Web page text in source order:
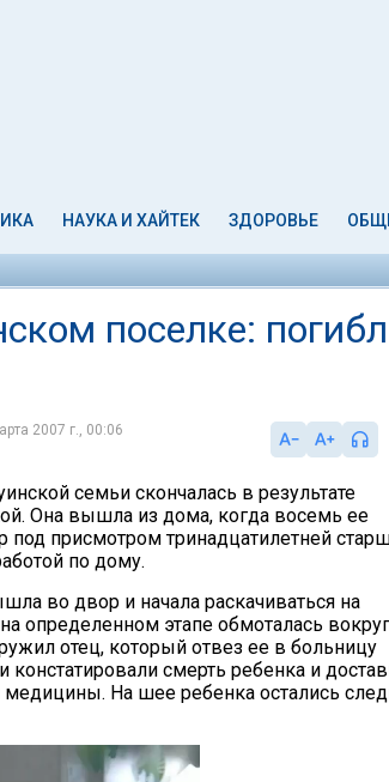
НАУКА И ХАЙТЕК ЗДОРОВЬЕ
поселке:
2007 г., 00:06
семьи скончалась в результате
Она вышла из дома, когда восемь ее
под присмотром тринадцатилетней
по дому.
во двор и начала раскачиваться на
определенном этапе обмоталась вокруг
отец, который отвез ее в больницу
смерть ребенка и
медицины. На шее ребенка остались